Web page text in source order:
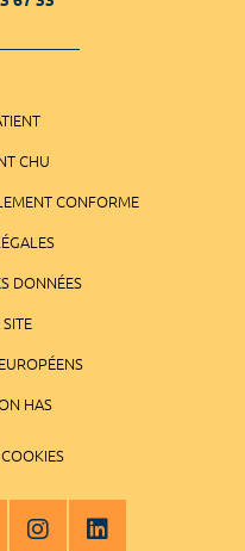
CHU
CONFORME
DONNÉES
HAS